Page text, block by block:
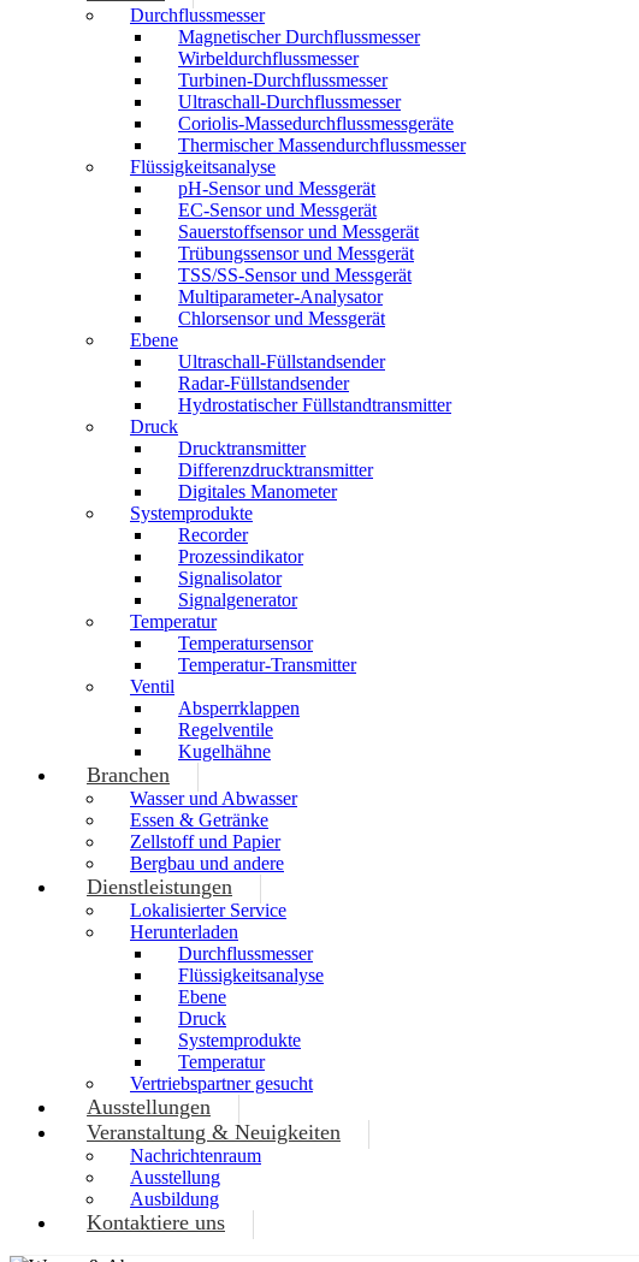
Durchflussmesser
Magnetischer Durchflussmesser
Wirbeldurchflussmesser
Turbinen-Durchflussmesser
Ultraschall-Durchflussmesser
Coriolis-Massedurchflussmessgeräte
Thermischer Massendurchflussmesser
Flüssigkeitsanalyse
pH-Sensor und Messgerät
EC-Sensor und Messgerät
Sauerstoffsensor und Messgerät
Trübungssensor und Messgerät
TSS/SS-Sensor und Messgerät
Multiparameter-Analysator
Chlorsensor und Messgerät
Ebene
Ultraschall-Füllstandsender
Radar-Füllstandsender
Hydrostatischer Füllstandtransmitter
Druck
Drucktransmitter
Differenzdrucktransmitter
Digitales Manometer
Systemprodukte
Recorder
Prozessindikator
Signalisolator
Signalgenerator
Temperatur
Temperatursensor
Temperatur-Transmitter
Ventil
Absperrklappen
Regelventile
Kugelhähne
Branchen
Wasser und Abwasser
Essen & Getränke
Zellstoff und Papier
Bergbau und andere
Dienstleistungen
Lokalisierter Service
Herunterladen
Durchflussmesser
Flüssigkeitsanalyse
Ebene
Druck
Systemprodukte
Temperatur
Vertriebspartner gesucht
Ausstellungen
Veranstaltung & Neuigkeiten
Nachrichtenraum
Ausstellung
Ausbildung
Kontaktiere uns